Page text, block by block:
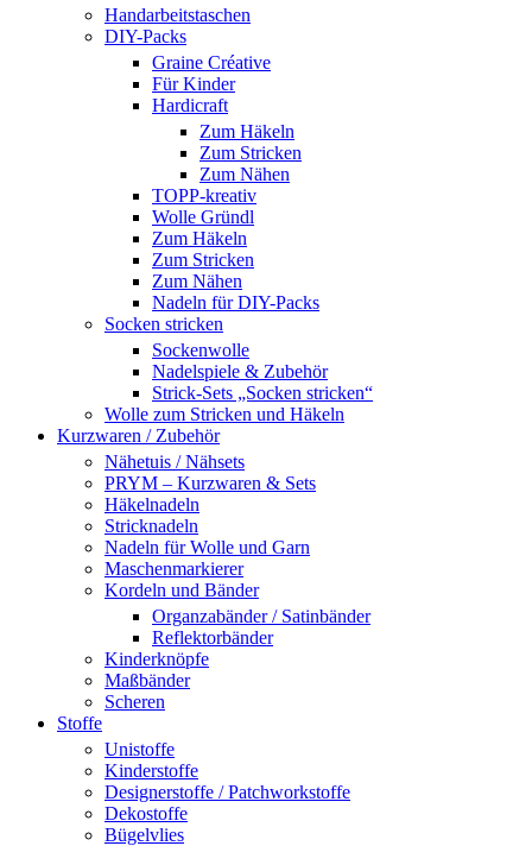
Handarbeitstaschen
DIY-Packs
Graine Créative
Für Kinder
Hardicraft
Zum Häkeln
Zum Stricken
Zum Nähen
TOPP-kreativ
Wolle Gründl
Zum Häkeln
Zum Stricken
Zum Nähen
Nadeln für DIY-Packs
Socken stricken
Sockenwolle
Nadelspiele & Zubehör
Strick-Sets „Socken stricken“
Wolle zum Stricken und Häkeln
Kurzwaren / Zubehör
Nähetuis / Nähsets
PRYM – Kurzwaren & Sets
Häkelnadeln
Stricknadeln
Nadeln für Wolle und Garn
Maschenmarkierer
Kordeln und Bänder
Organzabänder / Satinbänder
Reflektorbänder
Kinderknöpfe
Maßbänder
Scheren
Stoffe
Unistoffe
Kinderstoffe
Designerstoffe / Patchworkstoffe
Dekostoffe
Bügelvlies